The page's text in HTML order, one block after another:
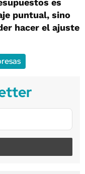
es
puntual, sino
hacer el ajuste